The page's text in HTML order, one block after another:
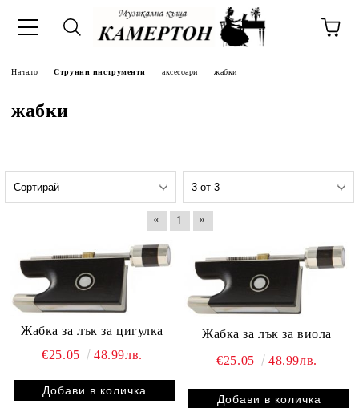
Начало Струнни инструменти аксесоари жабки
жабки
« 1 »
Жабка за лък за цигулка
€25.05
48.99лв.
Жабка за лък за виола
€25.05
48.99лв.